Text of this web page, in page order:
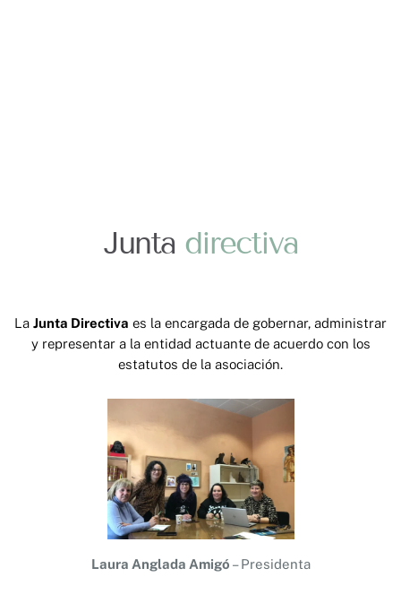
Junta directiva
La Junta Directiva es la encargada de gobernar, administrar
y representar a la entidad actuante de acuerdo con los
estatutos de la asociación.
Laura Anglada Amigó – Presidenta